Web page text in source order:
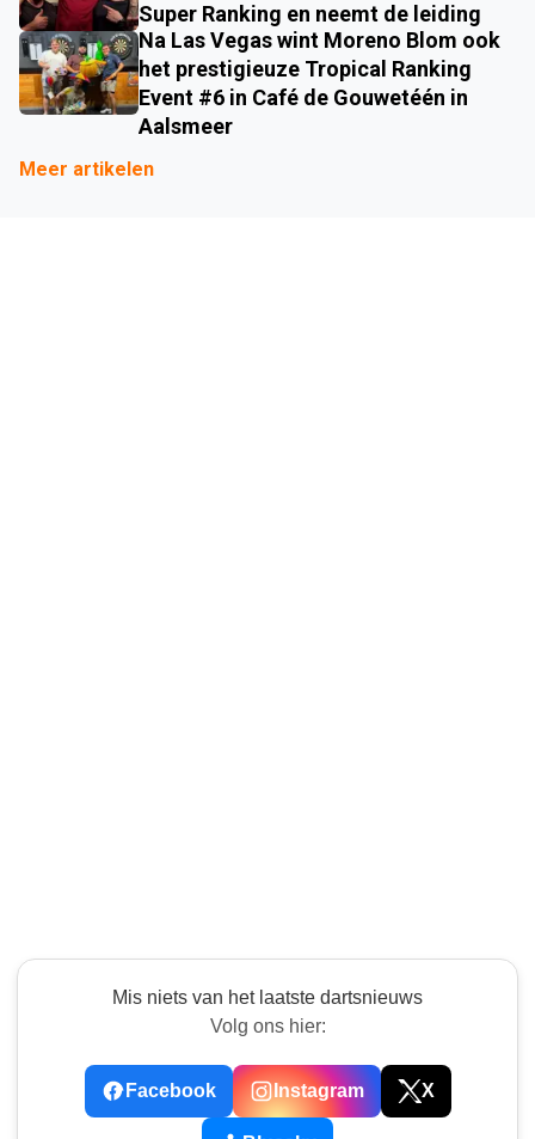
Super Ranking en neemt de leiding
Na Las Vegas wint Moreno Blom ook
het prestigieuze Tropical Ranking
Event #6 in Café de Gouwetéén in
Aalsmeer
Meer artikelen
Mis niets van het laatste dartsnieuws
Volg ons hier:
Facebook Instagram X